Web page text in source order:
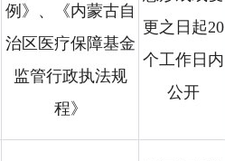
例》、《内蒙古自
治区医疗保障基金
监管行政执法规
程》
更之日起20
个工作日内
公开